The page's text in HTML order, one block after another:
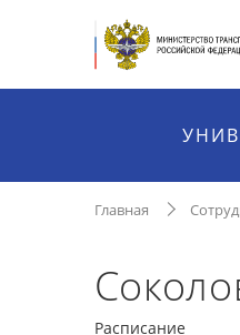
Главная
Расписание